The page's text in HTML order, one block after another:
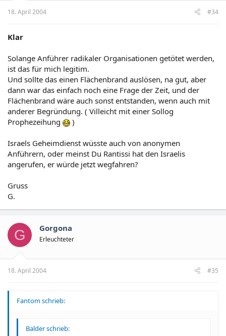
18. April 2004 #34
Klar
Solange Anführer radikaler Organisationen getötet werden,
ist das für mich legitim.
Und sollte das einen Flächenbrand auslösen, na gut, aber
dann war das einfach noch eine Frage der Zeit, und der
Flächenbrand wäre auch sonst entstanden, wenn auch mit
anderer Begründung. ( Villeicht mit einer Sollog
Prophezeihung
)
Israels Geheimdienst wüsste auch von anonymen
Anführern, oder meinst Du Rantissi hat den Israelis
angerufen, er würde jetzt wegfahren?
Gruss
G.
G Gorgona
Erleuchteter
18. April 2004 #35
Fantom schrieb:
Balder schrieb: